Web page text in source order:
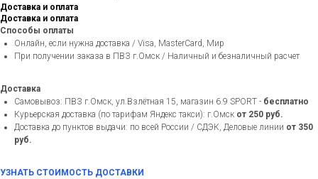
Доставка и оплата
Доставка и оплата
Способы оплаты
Онлайн, если нужна доставка / Visa, MasterCard, Мир
При получении заказа в ПВЗ г.Омск / Наличный и безналичный расчет
Доставка
Самовывоз: ПВЗ г.Омск, ул.Взлётная 15, магазин 6.9 SPORT - бесплатно
Курьерская доставка (по тарифам Яндекс такси): г.Омск от 250 руб.
Доставка до пунктов выдачи: по всей России / СДЭК, Деловые линии от 350
руб.
УЗНАТЬ СТОИМОСТЬ ДОСТАВКИ